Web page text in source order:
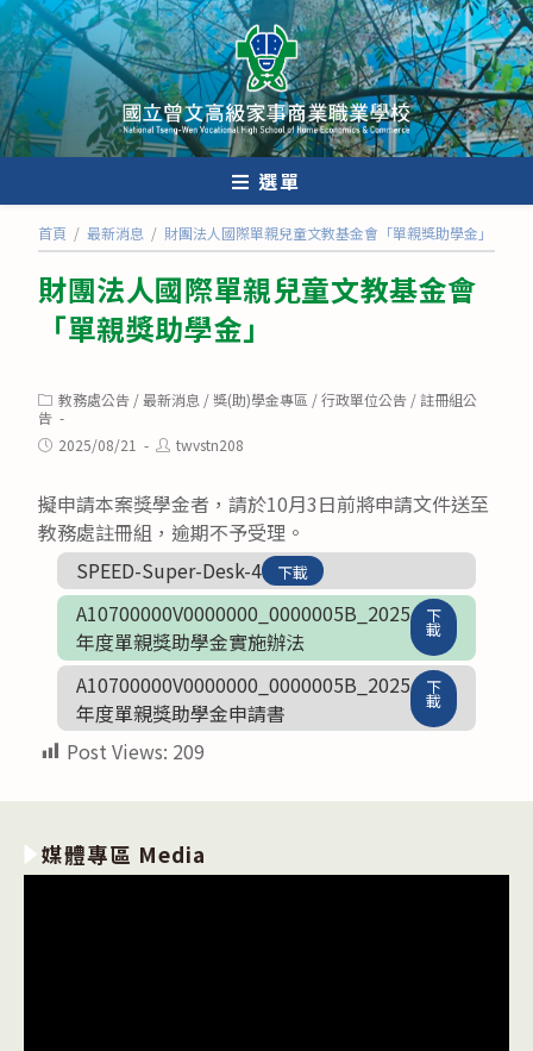
跳
轉
至
主
要
內
選單
首頁 / 最新消息 / 財團法人國際單親兒童文教基金會「單親獎助學金」
財團法人國際單親兒童文教基金會
「單親獎助學金」
Post
category:
教務處公告 /最新消息 /獎(助)學金專區 /行政單位公告 /註冊組公
告
Post2025/08/21
Posttwvstn208
擬申請本案獎學金者，請於10月3日前將申請文件送至
教務處註冊組，逾期不予受理。
SPEED-Super-Desk-4
下載
A10700000V0000000_0000005B_2025
年度單親獎助學金實施辦法
下
載
A10700000V0000000_0000005B_2025
年度單親獎助學金申請書
下
載
Post Views: 209
媒體專區 Media